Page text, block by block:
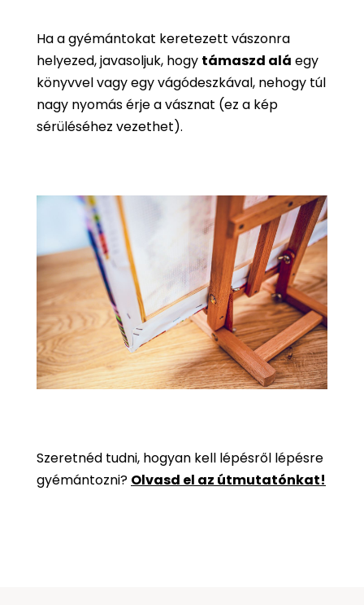
Ha a gyémántokat keretezett vászonra
helyezed, javasoljuk, hogy támaszd alá egy
könyvvel vagy egy vágódeszkával, nehogy túl
nagy nyomás érje a vásznat (ez a kép
sérüléséhez vezethet).
Szeretnéd tudni, hogyan kell lépésről lépésre
gyémántozni? Olvasd el az útmutatónkat!